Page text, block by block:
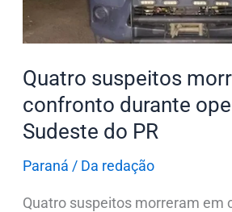
Quatro suspeitos
confronto durante
Sudeste do PR
Paraná / Da redação
Quatro suspeitos morreram em
no
Sudeste
do
PR